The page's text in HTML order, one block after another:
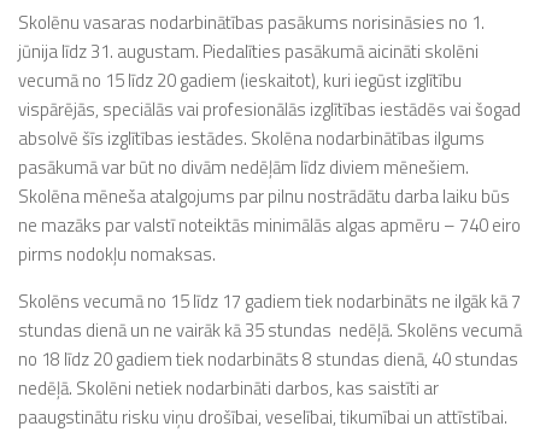
Skolēnu vasaras nodarbinātības pasākums norisināsies no 1.
jūnija līdz 31. augustam. Piedalīties pasākumā aicināti skolēni
vecumā no 15 līdz 20 gadiem (ieskaitot), kuri iegūst izglītību
vispārējās, speciālās vai profesionālās izglītības iestādēs vai šogad
absolvē šīs izglītības iestādes. Skolēna nodarbinātības ilgums
pasākumā var būt no divām nedēļām līdz diviem mēnešiem.
Skolēna mēneša atalgojums par pilnu nostrādātu darba laiku būs
ne mazāks par valstī noteiktās minimālās algas apmēru – 740 eiro
pirms nodokļu nomaksas.
Skolēns vecumā no 15 līdz 17 gadiem tiek nodarbināts ne ilgāk kā 7
stundas dienā un ne vairāk kā 35 stundas nedēļā. Skolēns vecumā
no 18 līdz 20 gadiem tiek nodarbināts 8 stundas dienā, 40 stundas
nedēļā. Skolēni netiek nodarbināti darbos, kas saistīti ar
paaugstinātu risku viņu drošībai, veselībai, tikumībai un attīstībai.